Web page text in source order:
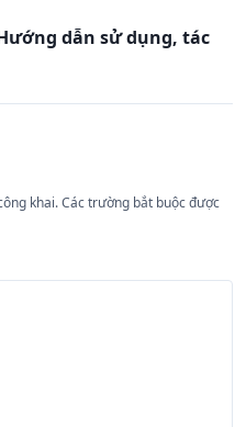
dẫn sử dụng, tác
khai.Các trường bắt buộc được